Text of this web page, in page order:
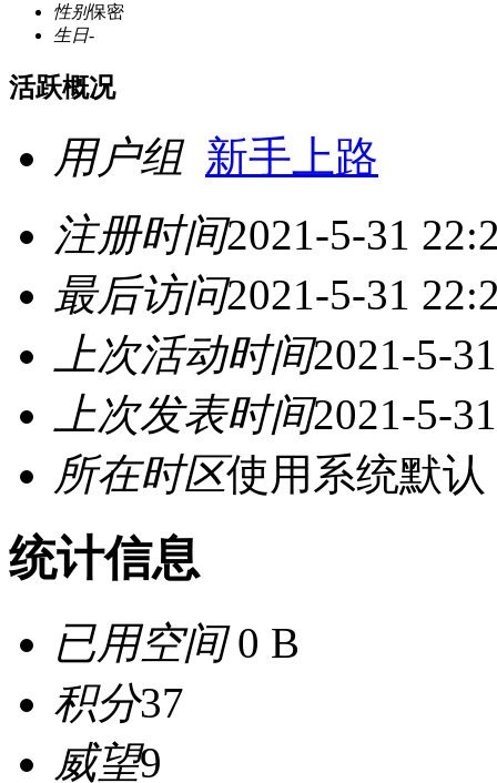
性别保密
生日-
活跃概况
用户组 新手上路
注册时间2021-5-31
最后访问2021-5-31
上次活动时间2021-5-
上次发表时间2021-5-
所在时区使用系统默认
统计信息
已用空间0 B
积分37
威望9